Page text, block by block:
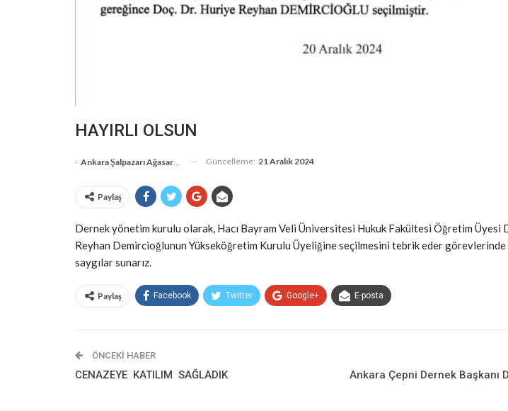
HAYIRLI OLSUN
- Ankara Şalpazarı Ağasarlılar Eğitim Kültür Ve Dayanışma Derneği Güncelleme: 21 Aralık 2024
Paylaş
Dernek yönetim kurulu olarak, Hacı Bayram Veli Üniversitesi Hukuk Fakültesi Öğretim Üyesi
Reyhan Demircioğlunun Yükseköğretim Kurulu Üyeliğine seçilmesini tebrik eder görevlerinde
saygılar sunarız.
Paylaş Facebook Twitter Google+ E-posta
ÖNCEKI HABER
CENAZEYE KATILIM SAĞLADIK
Ankara Çepni Dernek Başkanı